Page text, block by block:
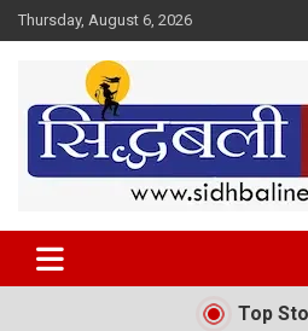
Skip
to
Thursday, August 6, 2026
Sidhbali News
Top